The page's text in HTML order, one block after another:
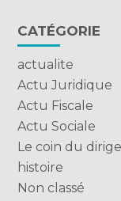
CATÉGORIE
actualite
Actu Juridique
Actu Fiscale
Actu Sociale
Le coin du
histoire
Non classé